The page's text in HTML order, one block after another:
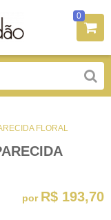
0
FLORAL
por R$ 193,70